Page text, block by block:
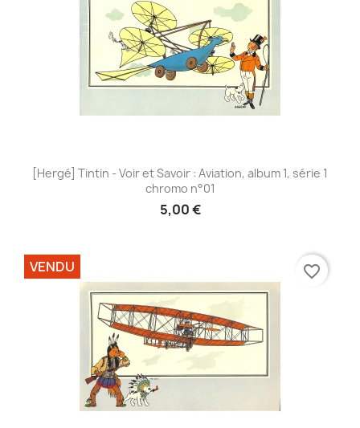
[Hergé] Tintin - Voir et Savoir : Aviation, album 1, série 1
chromo n°01
5,00 €
VENDU favorite_border